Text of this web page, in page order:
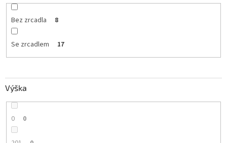
Bez zrcadla 8
Se zrcadlem 17
Výška
0 0